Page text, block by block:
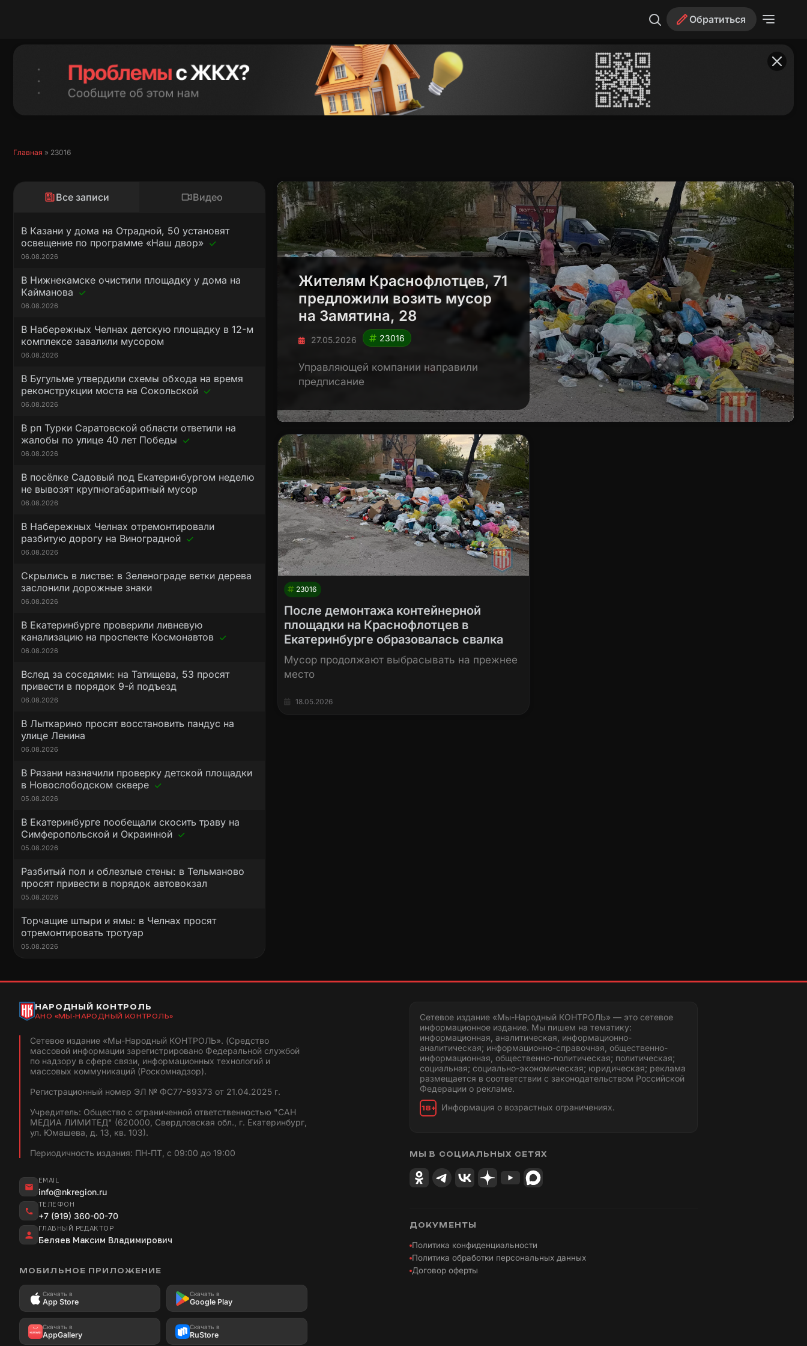
Обратиться
Главная » 23016
Все записи Видео
В Казани у дома на Отрадной, 50 установят
освещение по программе «Наш двор»
06.08.2026
В Нижнекамске очистили площадку у дома на
Кайманова
06.08.2026
В Набережных Челнах детскую площадку в 12-м
комплексе завалили мусором
06.08.2026
В Бугульме утвердили схемы обхода на время
реконструкции моста на Сокольской
06.08.2026
В рп Турки Саратовской области ответили на
жалобы по улице 40 лет Победы
06.08.2026
В посёлке Садовый под Екатеринбургом неделю
не вывозят крупногабаритный мусор
06.08.2026
В Набережных Челнах отремонтировали
разбитую дорогу на Виноградной
06.08.2026
Скрылись в листве: в Зеленограде ветки дерева
заслонили дорожные знаки
06.08.2026
В Екатеринбурге проверили ливневую
канализацию на проспекте Космонавтов
06.08.2026
Вслед за соседями: на Татищева, 53 просят
привести в порядок 9-й подъезд
06.08.2026
В Лыткарино просят восстановить пандус на
улице Ленина
06.08.2026
В Рязани назначили проверку детской площадки
в Новослободском сквере
05.08.2026
В Екатеринбурге пообещали скосить траву на
Симферопольской и Окраинной
05.08.2026
Разбитый пол и облезлые стены: в Тельманово
просят привести в порядок автовокзал
05.08.2026
Торчащие штыри и ямы: в Челнах просят
отремонтировать тротуар
05.08.2026
Жителям Краснофлотцев, 71
предложили возить мусор
на Замятина, 28
27.05.2026 23016
Управляющей компании направили
предписание
23016
После демонтажа контейнерной
площадки на Краснофлотцев в
Екатеринбурге образовалась свалка
Мусор продолжают выбрасывать на прежнее
место
18.05.2026
НАРОДНЫЙ КОНТРОЛЬ
АНО «МЫ-НАРОДНЫЙ КОНТРОЛЬ»
Сетевое издание «Мы-Народный КОНТРОЛЬ». (Средство
массовой информации зарегистрировано Федеральной службой
по надзору в сфере связи, информационных технологий и
массовых коммуникаций (Роскомнадзор).
Регистрационный номер ЭЛ № ФС77-89373 от 21.04.2025 г.
Учредитель: Общество с ограниченной ответственностью "САН
МЕДИА ЛИМИТЕД" (620000, Свердловская обл., г. Екатеринбург,
ул. Юмашева, д. 13, кв. 103).
Периодичность издания: ПН-ПТ, с 09:00 до 19:00
EMAIL
info@nkregion.ru
ТЕЛЕФОН
+7 (919) 360-00-70
ГЛАВНЫЙ РЕДАКТОР
Беляев Максим Владимирович
МОБИЛЬНОЕ ПРИЛОЖЕНИЕ
Скачать в
App Store
Скачать в
Google Play
Скачать в
AppGallery
Скачать в
RuStore
Сетевое издание «Мы-Народный КОНТРОЛЬ» — это сетевое
информационное издание. Мы пишем на тематику:
информационная, аналитическая, информационно-
аналитическая; информационно-справочная, общественно-
информационная, общественно-политическая; политическая;
социальная; социально-экономическая; юридическая; реклама
размещается в соответствии с законодательством Российской
Федерации о рекламе.
18+ Информация о возрастных ограничениях.
МЫ В СОЦИАЛЬНЫХ СЕТЯХ
ДОКУМЕНТЫ
Политика конфиденциальности
Политика обработки персональных данных
Договор оферты